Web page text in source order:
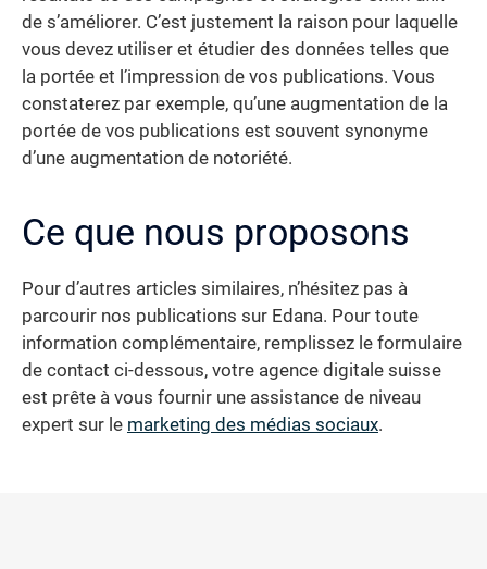
de s’améliorer. C’est justement la raison pour laquelle
vous devez utiliser et étudier des données telles que
la portée et l’impression de vos publications. Vous
constaterez par exemple, qu’une augmentation de la
portée de vos publications est souvent synonyme
d’une augmentation de notoriété.
Ce que nous proposons
Pour d’autres articles similaires, n’hésitez pas à
parcourir nos publications sur Edana. Pour toute
information complémentaire, remplissez le formulaire
de contact ci-dessous, votre agence digitale suisse
est prête à vous fournir une assistance de niveau
expert sur le marketing des médias sociaux.